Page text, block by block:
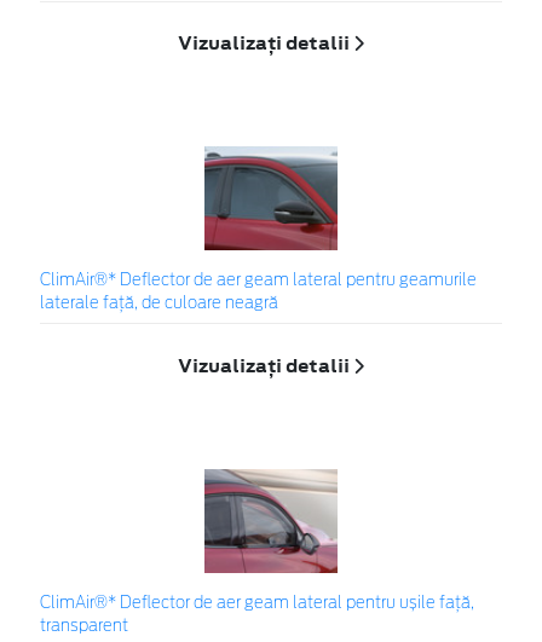
Vizualizați detalii
ClimAir®* Deflector de aer geam lateral pentru geamurile
laterale faţă, de culoare neagră
Vizualizați detalii
ClimAir®* Deflector de aer geam lateral pentru ușile față,
transparent